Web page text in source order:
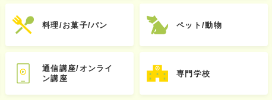
料理/お菓子/パン ペット/動物
通信講座/オンライ
ン講座
専門学校